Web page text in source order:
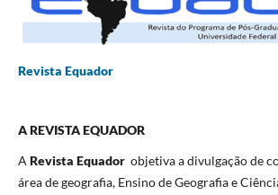
Revista Equador
A REVISTA EQUADOR
A Revista Equadorobjetiva a divulgação de
área de geografia, Ensino de Geografia e